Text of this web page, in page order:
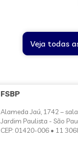
Veja todas
FSBP
Alameda Jaú, 1742 –
Jardim Paulista - São
CEP: 01420-006 • 11